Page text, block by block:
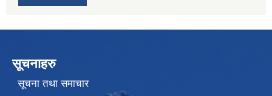
सूचनाहरु
सूचना तथा समाचार